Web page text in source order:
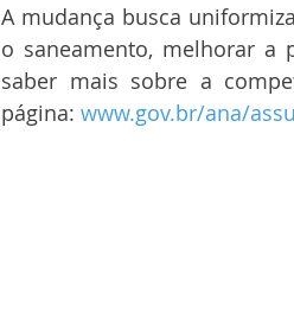
A mudança busca
o saneamento, melhorar a
saber mais sobre a
página: www.gov.br/ana/